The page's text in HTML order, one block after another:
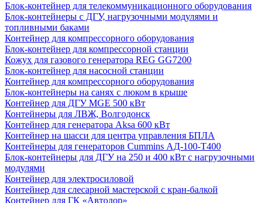
Блок-контейнер для телекоммуникационного оборудования
Блок-контейнеры с ДГУ, нагрузочными модулями и
топливными баками
Контейнер для компрессорного оборудования
Блок-контейнер для компрессорной станции
Кожух для газового генератора REG GG7200
Блок-контейнер для насосной станции
Контейнер для компрессорного оборудования
Блок-контейнеры на санях с люком в крыше
Контейнер для ДГУ MGE 500 кВт
Контейнеры для ЛВЖ, Волгодонск
Контейнер для генератора Aksa 600 кВт
Контейнер на шасси для центра управления БПЛА
Контейнеры для генераторов Cummins АД-100-Т400
Блок-контейнеры для ДГУ на 250 и 400 кВт с нагрузочными
модулями
Контейнер для электросиловой
Контейнер для слесарной мастерской с кран-балкой
Контейнер для ГК «Автодор»